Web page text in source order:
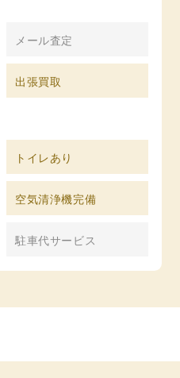
メール査定
出張買取
トイレあり
空気清浄機完備
駐車代サービス